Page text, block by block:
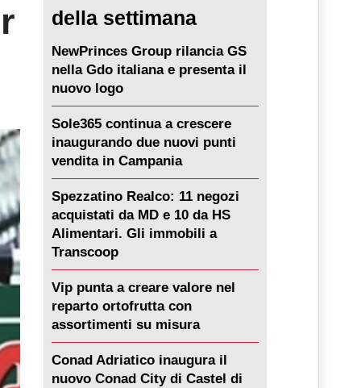
della settimana
NewPrinces Group rilancia GS
nella Gdo italiana e presenta il
nuovo logo
Sole365 continua a crescere
inaugurando due nuovi punti
vendita in Campania
Spezzatino Realco: 11 negozi
acquistati da MD e 10 da HS
Alimentari. Gli immobili a
Transcoop
Vip punta a creare valore nel
reparto ortofrutta con
assortimenti su misura
Conad Adriatico inaugura il
nuovo Conad City di Castel di